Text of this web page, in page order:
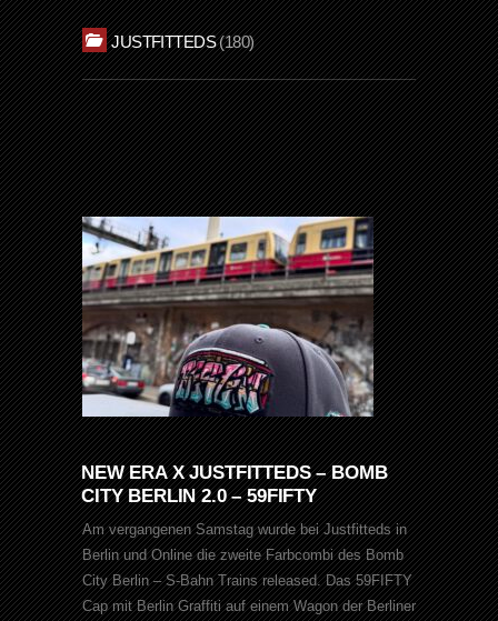
JUSTFITTEDS 180
NEW ERA X JUSTFITTEDS – BOMB
CITY BERLIN 2.0 – 59FIFTY
Am vergangenen Samstag wurde bei Justfitteds in
Berlin und Online die zweite Farbcombi des Bomb
City Berlin – S-Bahn Trains released. Das 59FIFTY
Cap mit Berlin Graffiti auf einem Wagon der Berliner